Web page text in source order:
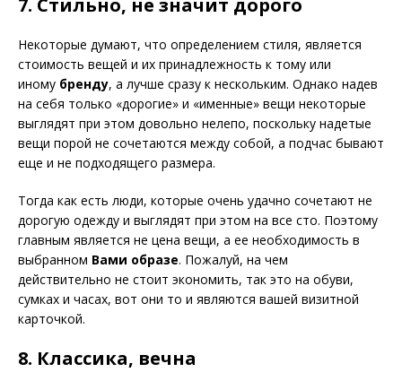
7. Стильно, не значит дорого
Некоторые думают, что определением стиля, является
стоимость вещей и их принадлежность к тому или
иному бренду, а лучше сразу к нескольким. Однако надев
на себя только «дорогие» и «именные» вещи некоторые
выглядят при этом довольно нелепо, поскольку надетые
вещи порой не сочетаются между собой, а подчас бывают
еще и не подходящего размера.
Тогда как есть люди, которые очень удачно сочетают не
дорогую одежду и выглядят при этом на все сто. Поэтому
главным является не цена вещи, а ее необходимость в
выбранном Вами образе. Пожалуй, на чем
действительно не стоит экономить, так это на обуви,
сумках и часах, вот они то и являются вашей визитной
карточкой.
8. Классика, вечна